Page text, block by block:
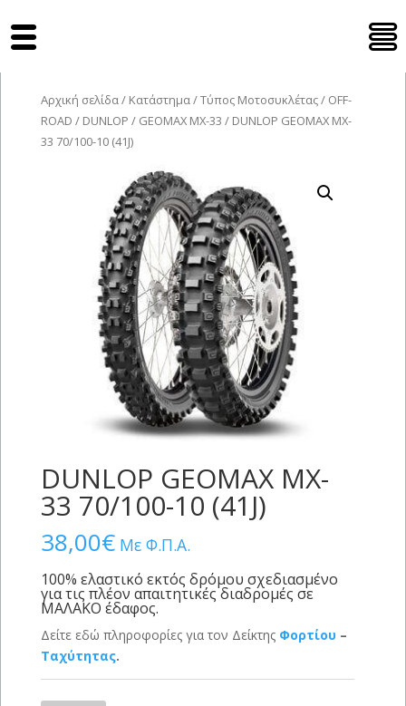
Αρχική σελίδα/ Κατάστημα/Τύπος Μοτοσυκλέτας/ OFF-
ROAD / DUNLOP / GEOMAX MX-33 / DUNLOP GEOMAX MX-
33 70/100-10 (41J)
DUNLOP GEOMAX MX-
33 70/100-10 (41J)
38,00€ Με Φ.Π.Α.
100% ελαστικό εκτός δρόμου σχεδιασμένο
για τις πλέον απαιτητικές διαδρομές σε
ΜΑΛΑΚΟ έδαφος.
Δείτε εδώ πληροφορίες για τον Δείκτης Φορτίου –
Ταχύτητας.